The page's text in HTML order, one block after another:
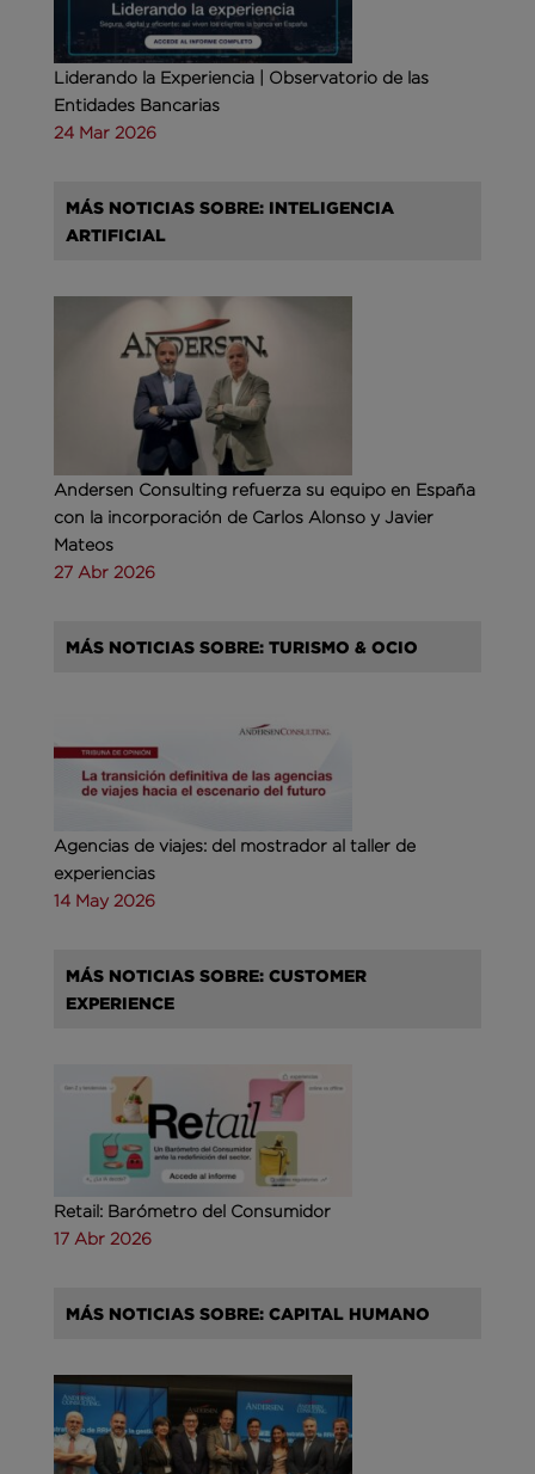
Liderando la Experiencia | Observatorio de las
Entidades Bancarias
24 Mar 2026
MÁS NOTICIAS SOBRE: INTELIGENCIA
ARTIFICIAL
Andersen Consulting refuerza su equipo en España
con la incorporación de Carlos Alonso y Javier
Mateos
27 Abr 2026
MÁS NOTICIAS SOBRE: TURISMO & OCIO
Agencias de viajes: del mostrador al taller de
experiencias
14 May 2026
MÁS NOTICIAS SOBRE: CUSTOMER
EXPERIENCE
Retail: Barómetro del Consumidor
17 Abr 2026
MÁS NOTICIAS SOBRE: CAPITAL HUMANO